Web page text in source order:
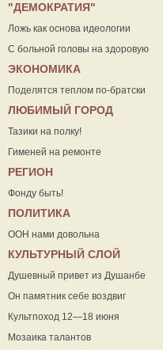
"ДЕМОКРАТИЯ"
Ложь как основа идеологии
С больной головы на здоровую
ЭКОНОМИКА
Поделятся теплом по-братски
ЛЮБИМЫЙ ГОРОД
Тазики на полку!
Гименей на ремонте
РЕГИОН
Фонду быть!
ПОЛИТИКА
ООН нами довольна
КУЛЬТУРНЫЙ СЛОЙ
Душевный привет из Душанбе
Он памятник себе воздвиг
Культпоход 12—18 июня
Мозаика талантов